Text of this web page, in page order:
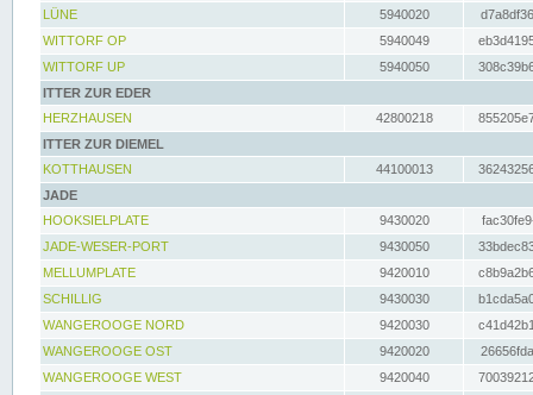
LÜNE
5940020
WITTORF OP
5940049
WITTORF UP
5940050
ITTER ZUR EDER
HERZHAUSEN
42800218
ITTER ZUR DIEMEL
KOTTHAUSEN
44100013
JADE
HOOKSIELPLATE
9430020
JADE-WESER-PORT
9430050
MELLUMPLATE
9420010
SCHILLIG
9430030
WANGEROOGE NORD
9420030
WANGEROOGE OST
9420020
WANGEROOGE WEST
9420040